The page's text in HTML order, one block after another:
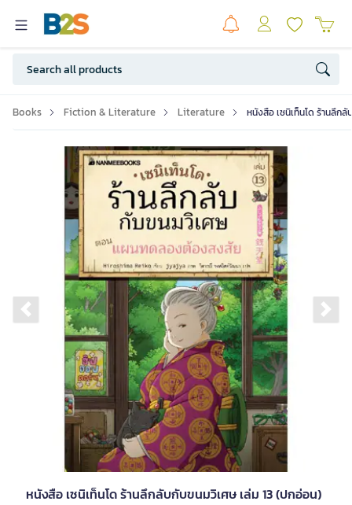
Books Fiction & Literature Literature หนังสือ เซนิเท็นโด ร้านลึก
Previous slide
หนังสือ เซนิเท็นโด ร้านลึกลับกับขนมวิเศษ เล่ม 13 (ปกอ่อน)